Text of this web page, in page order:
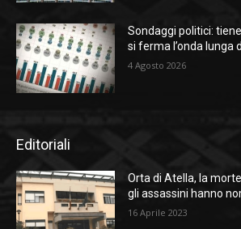
Sondaggi politici:
si ferma l’onda lunga
4 Agosto 2026
Editoriali
Orta di Atella, la
gli assassini hanno
16 Aprile 2023